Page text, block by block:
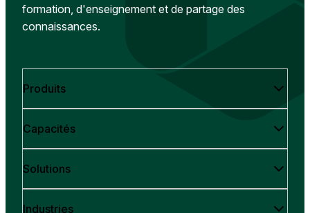
formation, d'enseignement et de partage des
connaissances.
Produits
Capacités
Solutions
Industries